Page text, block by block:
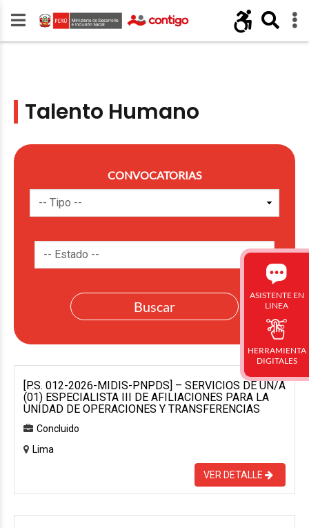
Talento Humano
CONVOCATORIAS
[P.S. 012-2026-MIDIS-PNPDS] – SERVICIOS DE UN/A
(01) ESPECIALISTA III DE AFILIACIONES PARA LA
UNIDAD DE OPERACIONES Y TRANSFERENCIAS
Concluido
Lima
VER DETALLE
ASISTENTE EN
LINEA
HERRAMIENTA
DIGITALES